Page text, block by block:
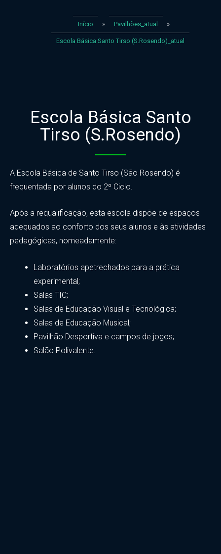
Início » Pavilhões_atual »
Escola Básica Santo Tirso (S.Rosendo)_atual
Escola Básica Santo
Tirso (S.Rosendo)
A Escola Básica de Santo Tirso (São Rosendo) é
frequentada por alunos do 2º Ciclo.
Após a requalificação, esta escola dispõe de espaços
adequados ao conforto dos seus alunos e às atividades
pedagógicas, nomeadamente:
Laboratórios apetrechados para a prática
experimental;
Salas TIC;
Salas de Educação Visual e Tecnológica;
Salas de Educação Musical;
Pavilhão Desportiva e campos de jogos;
Salão Polivalente.